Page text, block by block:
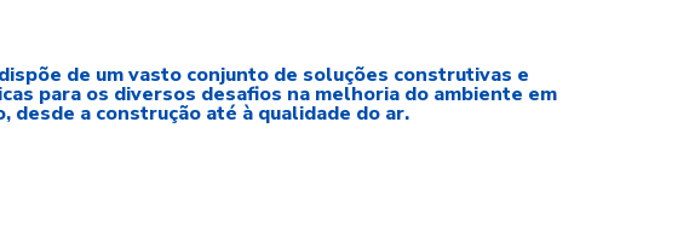
de um vasto conjunto de soluções construtivas e
para os diversos desafios na melhoria do ambiente em
desde a construção até à qualidade do ar.